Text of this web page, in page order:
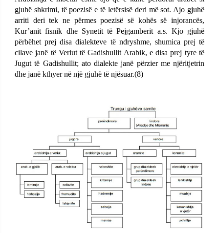
gjuhë shkrimi, të poezisë e të letërsisë deri më sot. Ajo gjuhë
arriti deri tek ne përmes poezisë së kohës së injorancës,
Kur’anit fisnik dhe Synetit të Pejgamberit a.s. Kjo gjuhë
përbëhet prej disa dialekteve të ndryshme, shumica prej të
cilave janë të Veriut të Gadishullit Arabik, e disa prej tyre të
Jugut të Gadishullit; ato dialekte janë përzier me njëritjetrin
dhe janë kthyer në një gjuhë të njësuar.(8)